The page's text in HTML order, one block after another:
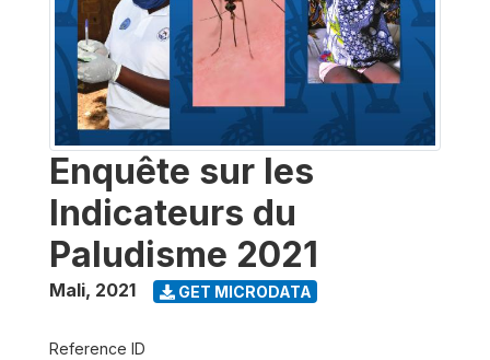
Enquête sur les
Indicateurs du
Paludisme 2021
Mali, 2021 GET MICRODATA
Reference ID